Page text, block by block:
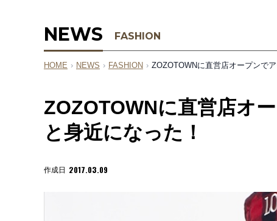
NEWS FASHION
HOME › NEWS › FASHION › ZOZOTOWNに直営店オープンで
ZOZOTOWNに直営店オ
と身近になった！
作成日 2017.03.09